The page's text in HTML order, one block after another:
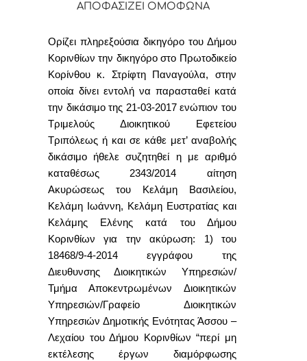
ΑΠΟΦΑΣΙΖΕΙ ΟΜΟΦΩΝΑ
Ορίζει πληρεξούσια δικηγόρο του Δήμου
Κορινθίων την δικηγόρο στο Πρωτοδικείο
Κορίνθου κ. Στρίφτη Παναγούλα, στην
οποία δίνει εντολή να παρασταθεί κατά
την δικάσιμοτης 21-03-2017 ενώπιον του
Τριμελούς Διοικητικού Εφετείου
Τριπόλεως ή και σε κάθε μετ’ αναβολής
δικάσιμο ήθελε συζητηθεί η με αριθμό
καταθέσως 2343/2014 αίτηση
Ακυρώσεως του Κελάμη Βασιλείου,
Κελάμη Ιωάννη, Κελάμη Ευστρατίας και
Κελάμης Ελένης κατά του Δήμου
Κορινθίων για την ακύρωση: 1) του
18468/9-4-2014 εγγράφου της
Διευθυνσης Διοικητικών Υπηρεσιών/
Τμήμα Αποκεντρωμένων Διοικητικών
Υπηρεσιών/Γραφείο Διοικητικών
Υπηρεσιών Δημοτικής Ενότητας Άσσου –
Λεχαίου του Δήμου Κορινθίων “περί μη
εκτέλεσης έργων διαμόρφωσης